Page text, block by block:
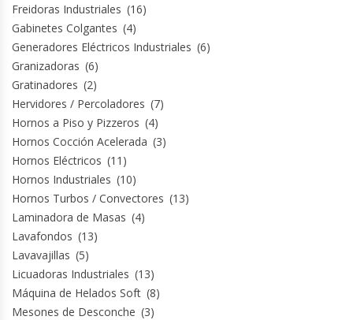
Freidoras Industriales (16)
Gabinetes Colgantes (4)
Generadores Eléctricos Industriales (6)
Granizadoras (6)
Gratinadores (2)
Hervidores / Percoladores (7)
Hornos a Piso y Pizzeros (4)
Hornos Cocción Acelerada (3)
Hornos Eléctricos (11)
Hornos Industriales (10)
Hornos Turbos / Convectores (13)
Laminadora de Masas (4)
Lavafondos (13)
Lavavajillas (5)
Licuadoras Industriales (13)
Máquina de Helados Soft (8)
Mesones de Desconche (3)